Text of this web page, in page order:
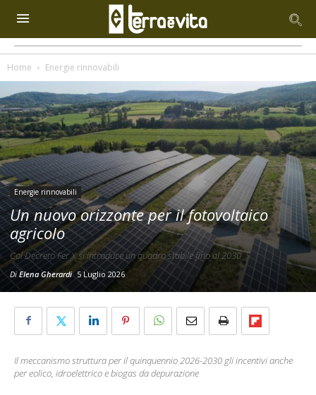
Home Energie rinnovabili
Energie rinnovabili
Un nuovo orizzonte per il fotovoltaico
agricolo
Col Decreto Fer X si introduce un quadro stabile fino al 2030
Di Elena Gherardi 5 Luglio 2026
Il meccanismo struttura per il quinquennio 2026-2030 gli incentivi anche
per eolico, idroelettrico e biogas da depurazione